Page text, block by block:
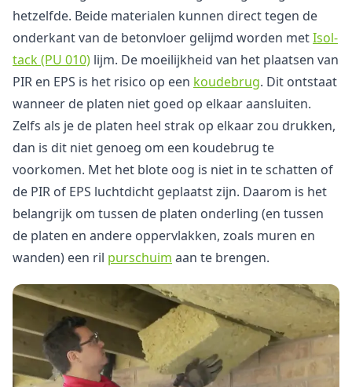
hetzelfde. Beide materialen kunnen direct tegen de
onderkant van de betonvloer gelijmd worden metIsol-
tack (PU 010) lijm. De moeilijkheid van het plaatsen van
PIR en EPS is het risico op een koudebrug. Dit ontstaat
wanneer de platen niet goed op elkaar aansluiten.
Zelfs als je de platen heel strak op elkaar zou drukken,
dan is dit niet genoeg om een koudebrug te
voorkomen. Met het blote oog is niet in te schatten of
de PIR of EPS luchtdicht geplaatst zijn. Daarom is het
belangrijk om tussen de platen onderling (en tussen
de platen en andere oppervlakken, zoals muren en
wanden) een ril purschuim aan te brengen.